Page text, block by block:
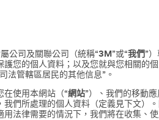
公司及關聯公司（統稱“3M ”或“我們 ”
護您的個人資料；以及您就與您相關的
法管轄區居民的其他信息”。
在使用本網站（“網站”）、我們的移動應
我們所處理的個人資料（定義見下文
用法律需要的情況下，我們將在收集、